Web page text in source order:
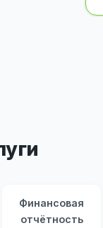
Финансовая
отчётность